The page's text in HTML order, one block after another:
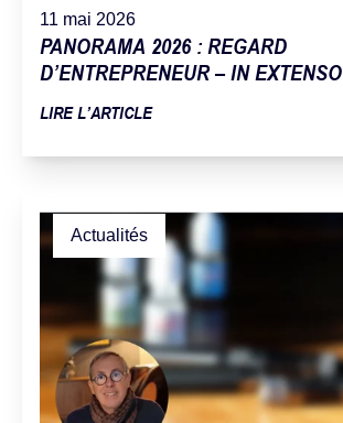
11 mai 2026
PANORAMA 2026 : REGARD
D’ENTREPRENEUR – IN EXTENSO
LIRE L’ARTICLE
Actualités